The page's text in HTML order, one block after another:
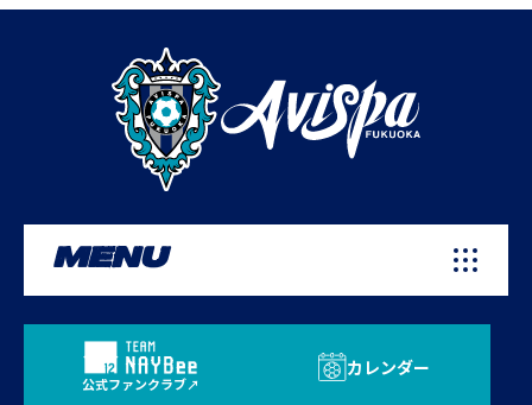
MENU
公式ファンクラブ
カレンダー